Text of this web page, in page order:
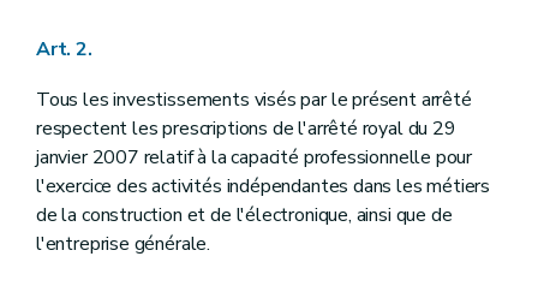
Art. 2.
Tous les investissements visés par le présent arrêté
respectent les prescriptions de l'arrêté royal du 29
janvier 2007 relatif à la capacité professionnelle pour
l'exercice des activités indépendantes dans les métiers
de la construction et de l'électronique, ainsi que de
l'entreprise générale.